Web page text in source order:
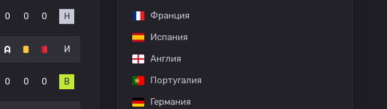
0 0 0 Н
И
0 0 0 В
Франция
Испания
Англия
Португалия
Германия